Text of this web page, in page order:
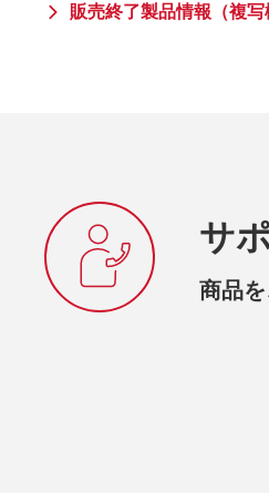
販売終了製品情報（複写
サ
商品